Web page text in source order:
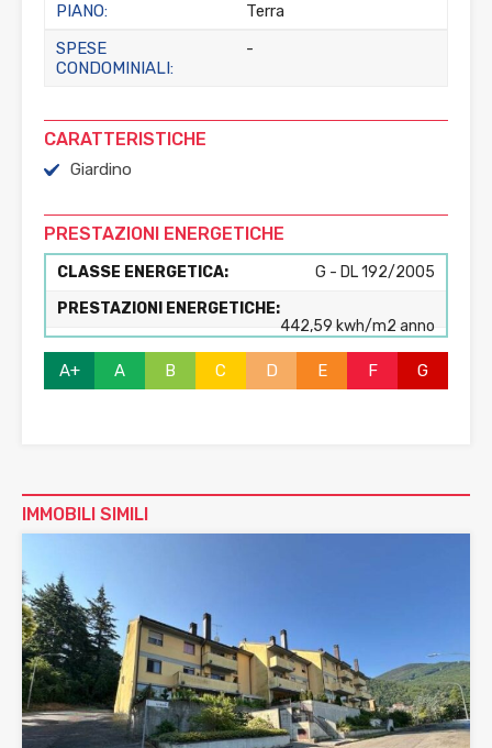
PIANO:
Terra
SPESE
CONDOMINIALI:
-
CARATTERISTICHE
Giardino
PRESTAZIONI ENERGETICHE
CLASSE ENERGETICA:
G - DL 192/2005
PRESTAZIONI ENERGETICHE:
442,59 kwh/m2 anno
A+ A B C D E F G
IMMOBILI SIMILI